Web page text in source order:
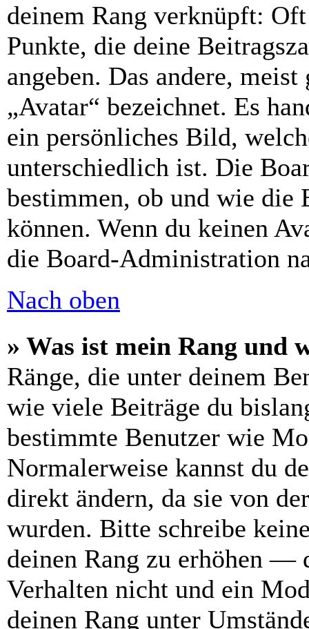
deinem Rang verknüpft:
Punkte, die deine
angeben. Das andere,
„Avatar“ bezeichnet. Es
ein persönliches Bild,
unterschiedlich ist. Die
bestimmen, ob und wie die
können. Wenn du keinen
die Board-Administration
Nach oben
» Was ist mein Rang und
Ränge, die unter deinem
wie viele Beiträge du
bestimmte Benutzer wie
Normalerweise kannst du
direkt ändern, da sie von
wurden. Bitte schreibe
deinen Rang zu erhöhen —
Verhalten nicht und ein
deinen Rang unter